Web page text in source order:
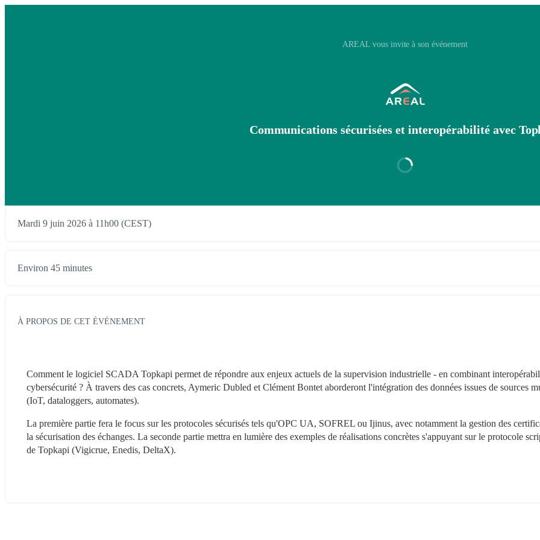
AREAL vous invite à son événement
Communications sécurisées et interopérabilité avec
Mardi 9 juin 2026 à 11h00 (CEST)
Environ 45 minutes
À PROPOS DE CET ÉVÉNEMENT
Comment le logiciel SCADA Topkapi permet de répondre aux enjeux actuels de la supervision industrielle - en combinant
cybersécurité ? À travers des cas concrets, Aymeric Dubled et Clément Bontet aborderont l'intégration des données issues de sources
(IoT, dataloggers, automates).
La première partie fera le focus sur les protocoles sécurisés tels qu'OPC UA, SOFREL ou Ijinus, avec notamment la gestion des
la sécurisation des échanges. La seconde partie mettra en lumière des exemples de réalisations concrètes s'appuyant sur le protocole
de Topkapi (Vigicrue, Enedis, DeltaX).